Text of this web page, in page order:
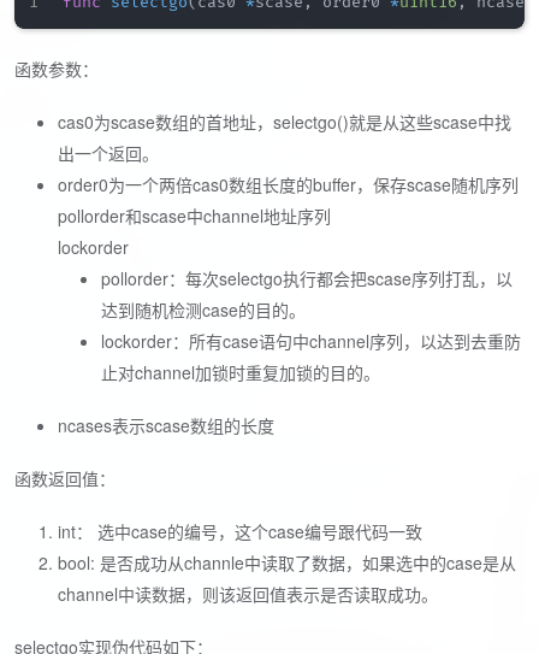
函数参数：
cas0为scase数组的首地址，selectgo()就是从这些scase中找
出一个返回。
order0为一个两倍cas0数组长度的buffer，保存scase随机序列
pollorder和scase中channel地址序列
lockorder
pollorder：每次selectgo执行都会把scase序列打乱，以
达到随机检测case的目的。
lockorder：所有case语句中channel序列，以达到去重防
止对channel加锁时重复加锁的目的。
ncases表示scase数组的长度
函数返回值：
int： 选中case的编号，这个case编号跟代码一致
bool: 是否成功从channle中读取了数据，如果选中的case是从
channel中读数据，则该返回值表示是否读取成功。
selectgo实现伪代码如下：